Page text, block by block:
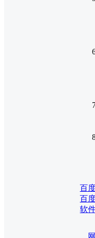
百
百
软